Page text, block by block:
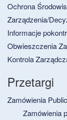
Ochrona
Zarządzenia/
Informacje
Obwieszczenia
Kontrola
Przetargi
Zamówienia
Zamówienia